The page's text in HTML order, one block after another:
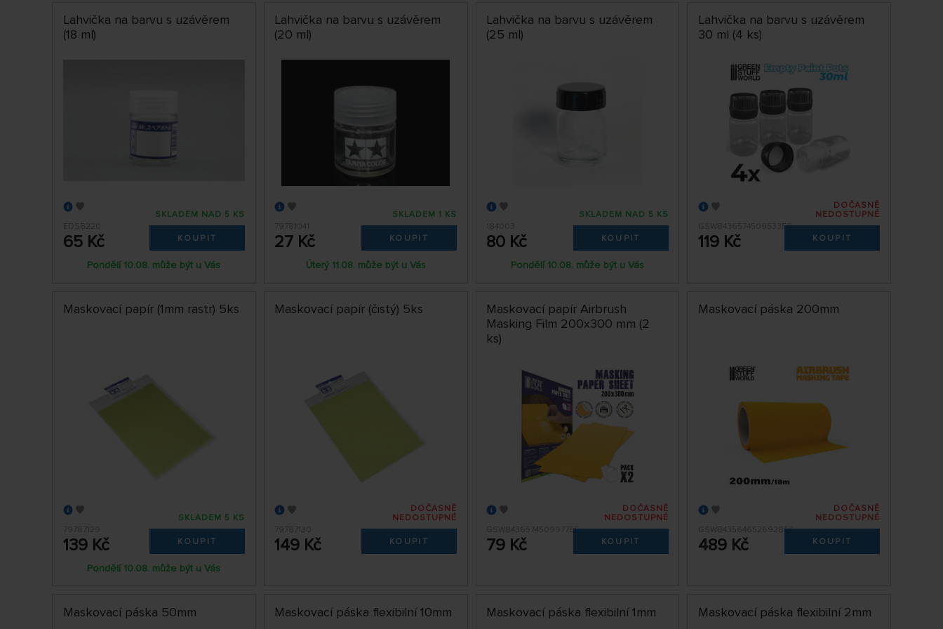
Lahvička na barvu s uzávěrem
(18 ml)
EDSB220
65 Kč
SKLADEM NAD 5 KS
KOUPIT
Pondělí 10.08. může být u Vás
Lahvička na barvu s uzávěrem
(20 ml)
79781041
27 Kč
SKLADEM 1 KS
KOUPIT
Úterý 11.08. může být u Vás
Lahvička na barvu s uzávěrem
(25 ml)
184003
80 Kč
SKLADEM NAD 5 KS
KOUPIT
Pondělí 10.08. může být u Vás
Lahvička na barvu s uzávěrem
30 ml (4 ks)
GSW8436574509533ES
119 Kč
DOČASNĚ
NEDOSTUPNÉ
KOUPIT
Maskovací papír (1mm rastr) 5ks
79787129
139 Kč
SKLADEM 5 KS
KOUPIT
Pondělí 10.08. může být u Vás
Maskovací papír (čistý) 5ks
79787130
149 Kč
DOČASNĚ
NEDOSTUPNÉ
KOUPIT
Maskovací papír Airbrush
Masking Film 200x300 mm (2
ks)
GSW8436574509977ES
79 Kč
DOČASNĚ
NEDOSTUPNÉ
KOUPIT
Maskovací páska 200mm
GSW8435646526928ES
489 Kč
DOČASNĚ
NEDOSTUPNÉ
KOUPIT
Maskovací páska 50mm Maskovací páska flexibilní 10mm Maskovací páska flexibilní 1mm Maskovací páska flexibilní 2mm